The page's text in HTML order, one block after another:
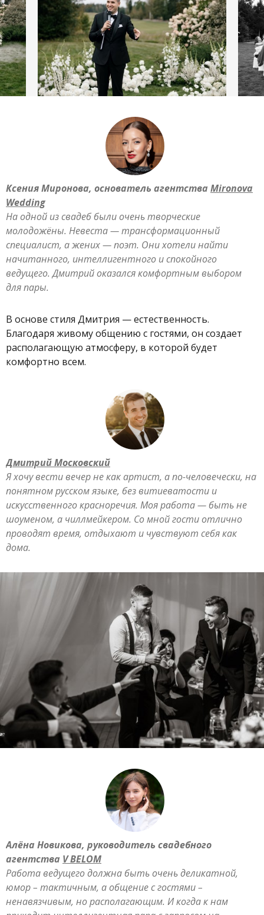
Ксения Миронова, основатель агентства Mironova
Wedding
На одной из свадеб были очень творческие
молодожёны. Невеста — трансформационный
специалист, а жених — поэт. Они хотели найти
начитанного, интеллигентного и спокойного
ведущего. Дмитрий оказался комфортным выбором
для пары.
В основе стиля Дмитрия — естественность.
Благодаря живому общению с гостями, он создает
располагающую атмосферу, в которой будет
комфортно всем.
Дмитрий Московский
Я хочу вести вечер не как артист, а по-человечески, на
понятном русском языке, без витиеватости и
искусственного красноречия. Моя работа — быть не
шоуменом, а чиллмейкером. Со мной гости отлично
проводят время, отдыхают и чувствуют себя как
дома.
Алёна Новикова, руководитель свадебного
агентства V BELOM
Работа ведущего должна быть очень деликатной,
юмор – тактичным, а общение с гостями –
ненавязчивым, но располагающим. И когда к нам